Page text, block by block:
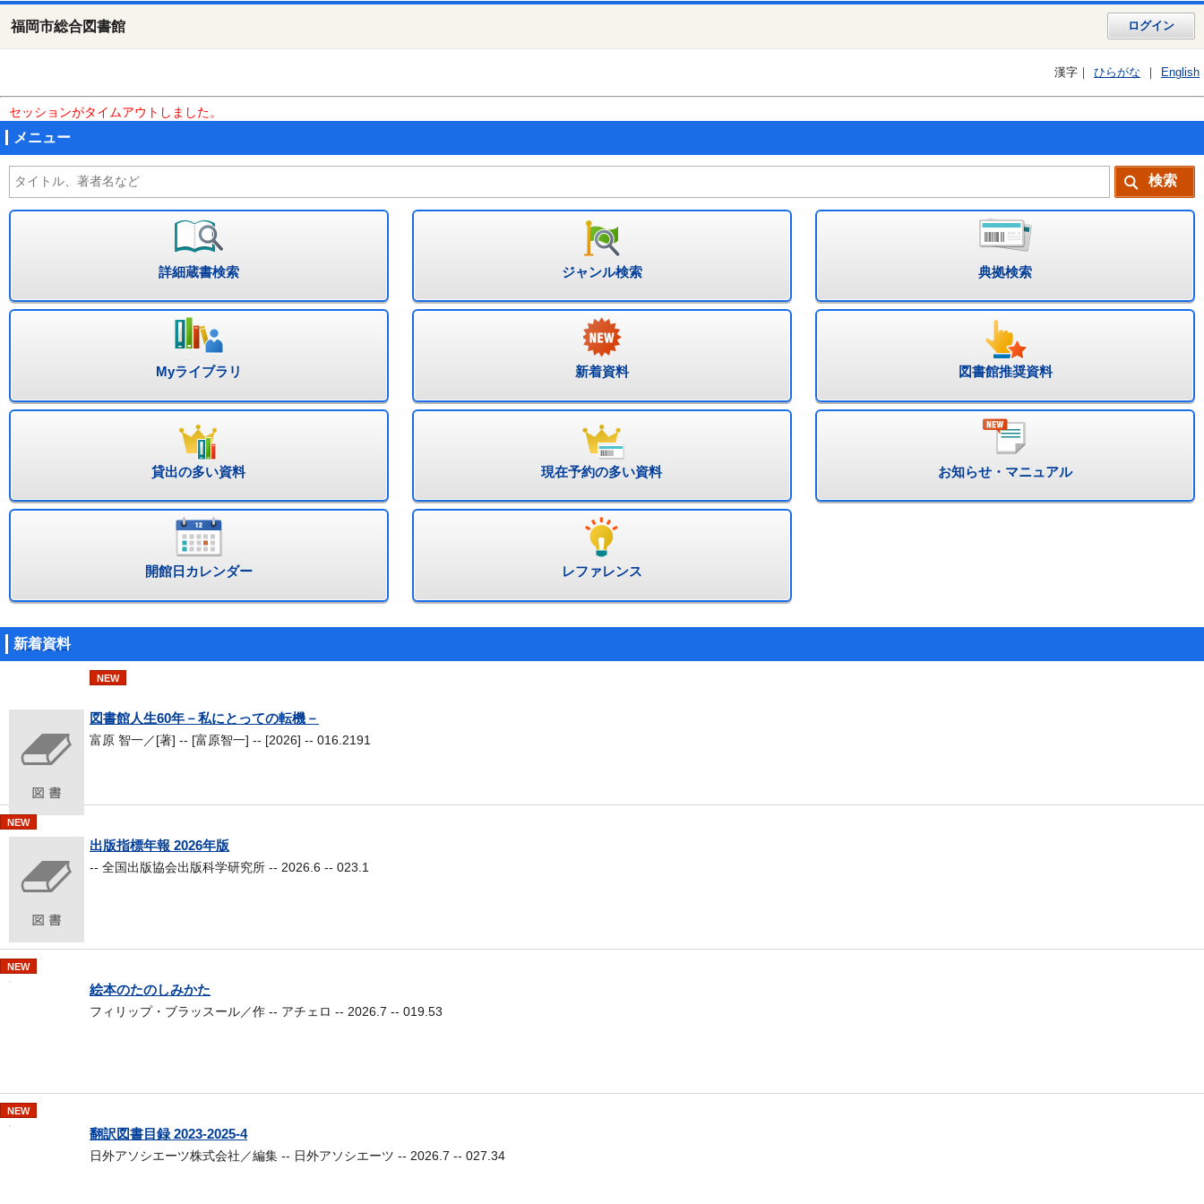
福岡市総合図書館 ログイン
漢字 ひらがな English
セッションがタイムアウトしました。
メニュー
詳細蔵書検索 ジャンル検索 典拠検索
Myライブラリ 新着資料 図書館推奨資料
貸出の多い資料 現在予約の多い資料 お知らせ・マニュアル
開館日カレンダー レファレンス
新着資料
NEW
図書館人生60年－私にとっての転機－
富原 智一／[著] -- [富原智一] -- [2026] -- 016.2191
NEW
出版指標年報 2026年版
-- 全国出版協会出版科学研究所 -- 2026.6 -- 023.1
NEW
絵本のたのしみかた
フィリップ・ブラッスール／作 -- アチェロ -- 2026.7 -- 019.53
NEW
翻訳図書目録 2023-2025-4
日外アソシエーツ株式会社／編集 -- 日外アソシエーツ -- 2026.7 -- 027.34